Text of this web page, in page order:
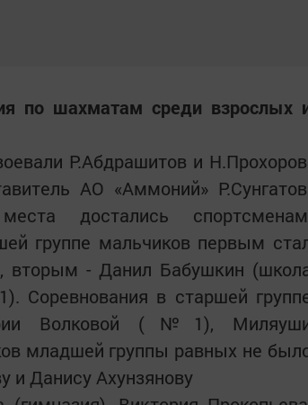
по шахматам среди взрослых
Р.Абдрашитов и
АО «Аммоний»
достались
группе мальчиков первым
вторым - Данил Бабушкин
в старшей
Волковой (№1),
младшей группы равных не
и Данису Ахунзянову